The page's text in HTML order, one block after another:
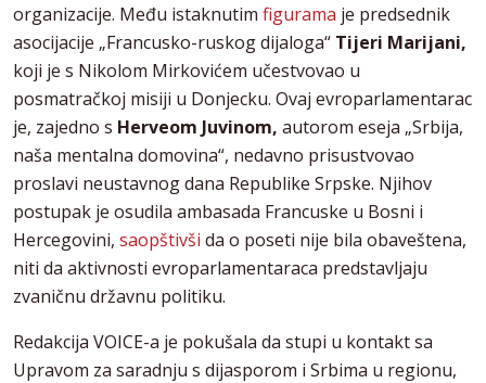
organizacije. Među istaknutim figurama je predsednik
asocijacije „Francusko-ruskog dijaloga“ Tijeri Marijani,
koji je s Nikolom Mirkovićem učestvovao u
posmatračkoj misiji u Donjecku. Ovaj evroparlamentarac
je, zajedno s Herveom Juvinom, autorom eseja „Srbija,
naša mentalna domovina“, nedavno prisustvovao
proslavi neustavnog dana Republike Srpske. Njihov
postupak je osudila ambasada Francuske u Bosni i
Hercegovini, saopštivši da o poseti nije bila obaveštena,
niti da aktivnosti evroparlamentaraca predstavljaju
zvaničnu državnu politiku.
Redakcija VOICE-a je pokušala da stupi u kontakt sa
Upravom za saradnju s dijasporom i Srbima u regionu,